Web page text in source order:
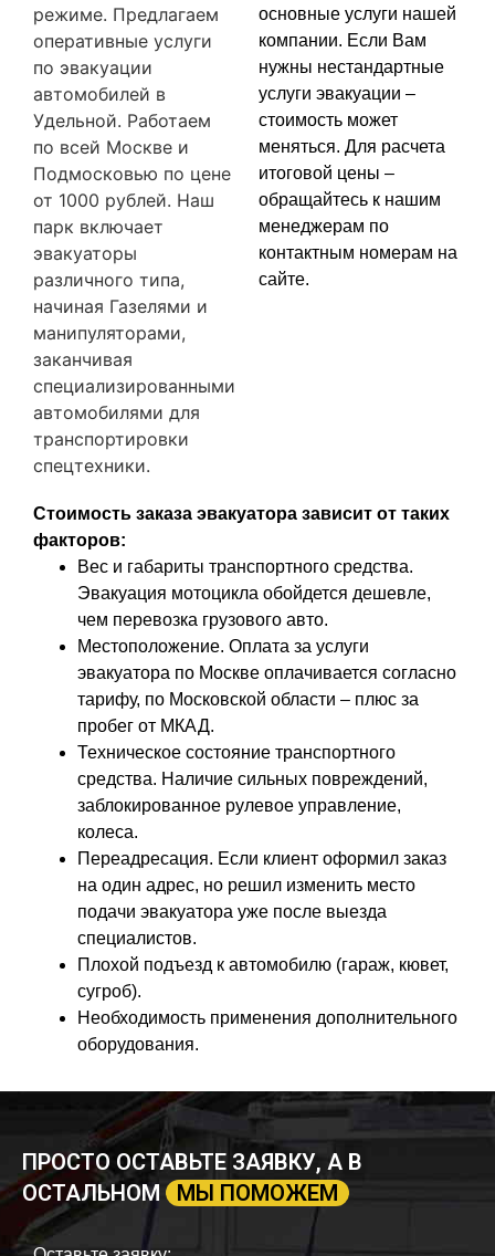
режиме. Предлагаем
оперативные услуги
по эвакуации
автомобилей в
Удельной. Работаем
по всей Москве и
Подмосковью по цене
от 1000 рублей. Наш
парк включает
эвакуаторы
различного типа,
начиная Газелями и
манипуляторами,
заканчивая
специализированными
автомобилями для
транспортировки
спецтехники.
основные услуги нашей
компании. Если Вам
нужны нестандартные
услуги эвакуации –
стоимость может
меняться. Для расчета
итоговой цены –
обращайтесь к нашим
менеджерам по
контактным номерам на
сайте.
Стоимость заказа эвакуатора зависит от таких
факторов:
Вес и габариты транспортного средства.
Эвакуация мотоцикла обойдется дешевле,
чем перевозка грузового авто.
Местоположение. Оплата за услуги
эвакуатора по Москве оплачивается согласно
тарифу, по Московской области – плюс за
пробег от МКАД.
Техническое состояние транспортного
средства. Наличие сильных повреждений,
заблокированное рулевое управление,
колеса.
Переадресация. Если клиент оформил заказ
на один адрес, но решил изменить место
подачи эвакуатора уже после выезда
специалистов.
Плохой подъезд к автомобилю (гараж, кювет,
сугроб).
Необходимость применения дополнительного
оборудования.
ПРОСТО ОСТАВЬТЕ ЗАЯВКУ, А В
ОСТАЛЬНОМ
МЫ ПОМОЖЕМ